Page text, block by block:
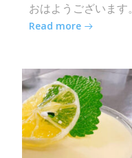
おはようございま
Read more